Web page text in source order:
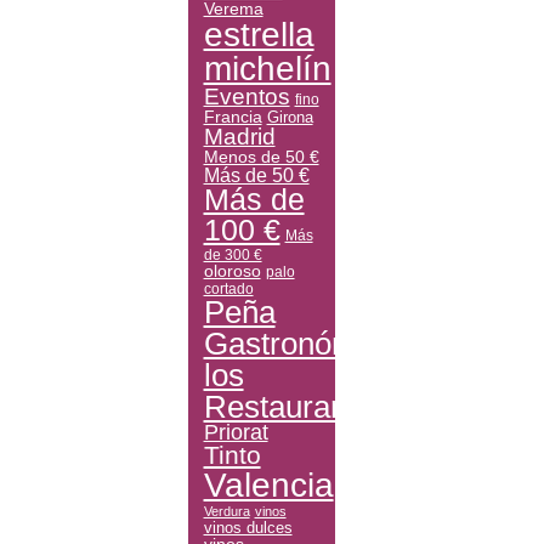
Verema
estrella
michelín
Eventos fino
Francia Girona
Madrid
Menos de 50 €
Más de 50 €
Más de
100 € Más
de 300 €
oloroso palo
cortado
Peña
Gastronómica
los
Restauranteros
Priorat
Tinto
Valencia
Verdura vinos
vinos dulces